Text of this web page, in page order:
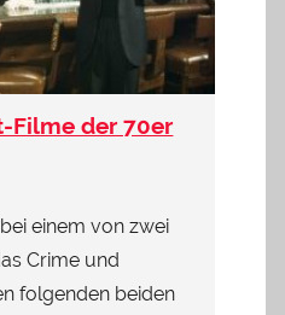
Filme der 70er
einem von zwei
Crime und
folgenden beiden